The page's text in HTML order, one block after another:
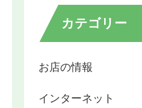
カテゴリー
お店の情報
インターネット